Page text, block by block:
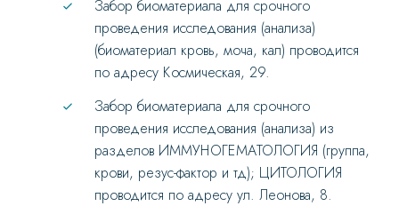
Забор биоматериала для срочного
проведения исследования (анализа)
(биоматериал кровь, моча, кал) проводится
по адресу Космическая, 29.
Забор биоматериала для срочного
проведения исследования (анализа) из
разделов ИММУНОГЕМАТОЛОГИЯ (группа,
крови, резус-фактор и тд); ЦИТОЛОГИЯ
проводится по адресу ул. Леонова, 8.